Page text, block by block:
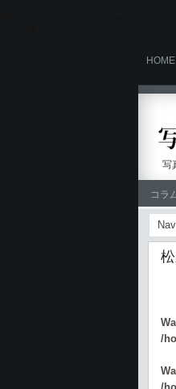
HOME
写
コラ
/